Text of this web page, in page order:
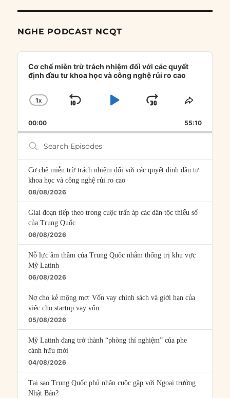
NGHE PODCAST NCQT
Audio
Player
Cơ chế miễn trừ trách nhiệm đối với các quyết
định đầu tư khoa học và công nghệ rủi ro cao
CHANGE
RATE
1X
SKIP
PLAYJUMP
FORWARD
SHARE
00:00 55:10
Search
Episodes
Cơ chế miễn trừ trách nhiệm đối với các quyết định đầu tư
khoa học và công nghệ rủi ro cao
08/08/2026
Giai đoạn tiếp theo trong cuộc trấn áp các dân tộc thiểu số
của Trung Quốc
06/08/2026
Nỗ lực âm thầm của Trung Quốc nhằm thống trị khu vực
Mỹ Latinh
06/08/2026
Nợ cho kẻ mộng mơ: Vốn vay chính sách và giới hạn của
việc cho startup vay vốn
05/08/2026
Mỹ Latinh đang trở thành “phòng thí nghiệm” của phe
cánh hữu mới
04/08/2026
Tại sao Trung Quốc phủ nhận cuộc gặp với Ngoại trưởng
Nhật Bản?